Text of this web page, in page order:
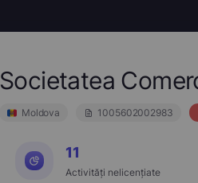
Societatea
Moldova 1005602002983
11
Activități nelicențiate